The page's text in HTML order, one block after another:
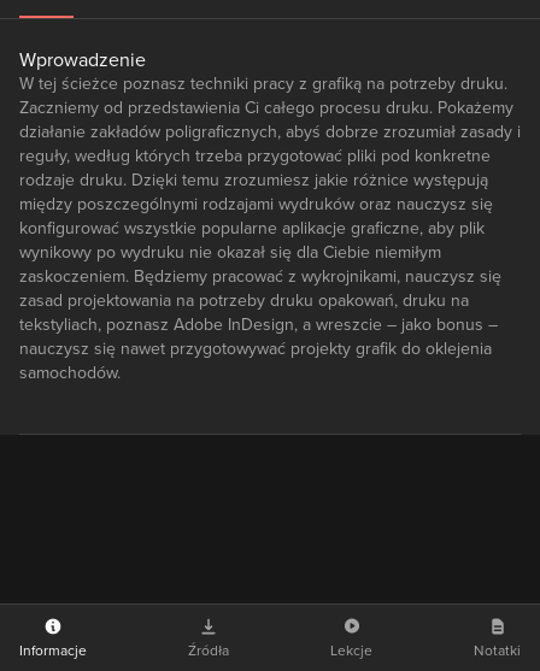
Wprowadzenie
W tej ścieżce poznasz techniki pracy z grafiką na potrzeby druku.
Zaczniemy od przedstawienia Ci całego procesu druku. Pokażemy
działanie zakładów poligraficznych, abyś dobrze zrozumiał zasady i
reguły, według których trzeba przygotować pliki pod konkretne
rodzaje druku. Dzięki temu zrozumiesz jakie różnice występują
między poszczególnymi rodzajami wydruków oraz nauczysz się
konfigurować wszystkie popularne aplikacje graficzne, aby plik
wynikowy po wydruku nie okazał się dla Ciebie niemiłym
zaskoczeniem. Będziemy pracować z wykrojnikami, nauczysz się
zasad projektowania na potrzeby druku opakowań, druku na
tekstyliach, poznasz Adobe InDesign, a wreszcie – jako bonus –
nauczysz się nawet przygotowywać projekty grafik do oklejenia
samochodów.
Informacje Źródła Lekcje Notatki